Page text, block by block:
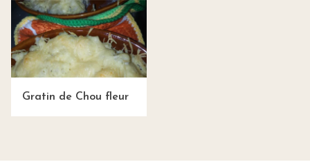
Gratin de Chou fleur